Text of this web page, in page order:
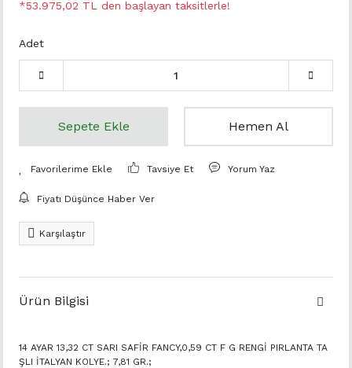
*53.975,02 TL den başlayan taksitlerle!
Adet
Sepete Ekle Hemen Al
Tavsiye Et Yorum Yaz
Fiyatı Düşünce Haber Ver
Karşılaştır
Ürün Bilgisi
14 AYAR 13,32 CT SARI SAFİR FANCY,0,59 CT F G RENGİ PIRLANTA TA
ŞLI İTALYAN KOLYE.; 7,81 GR.;